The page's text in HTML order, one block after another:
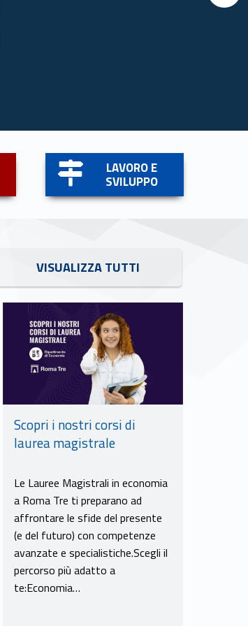
Link identifier #identifier__40695-5
LAVORO E
SVILUPPO
VISUALIZZA TUTTI
Link identifier #identifier__75251-10
Scopri i nostri corsi di
laurea magistrale
Le Lauree Magistrali in economia
a Roma Tre ti preparano ad
affrontare le sfide del presente
(e del futuro) con competenze
avanzate e specialistiche.Scegli il
percorso più adatto a
te:Economia…